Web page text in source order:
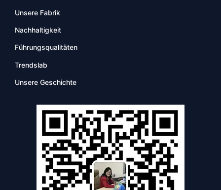
Unsere Fabrik
Nachhaltigkeit
Führungsqualitäten
Trendslab
Unsere Geschichte